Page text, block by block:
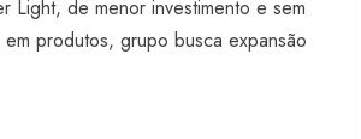
Light, de menor investimento e sem
produtos, grupo busca expansão